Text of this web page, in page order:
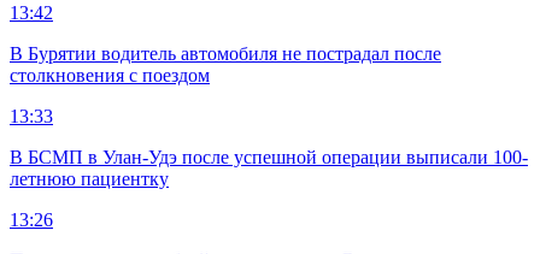
13:42
В Бурятии водитель автомобиля не пострадал после
столкновения с поездом
13:33
В БСМП в Улан-Удэ после успешной операции выписали 100-
летнюю пациентку
13:26